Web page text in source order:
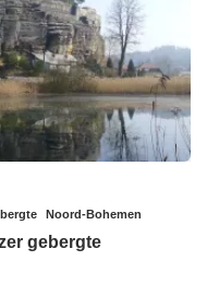
Noord-Bohemen
gebergte